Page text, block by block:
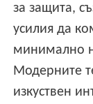
за защита,
усилия да
минимално
Модерните
изкуствен